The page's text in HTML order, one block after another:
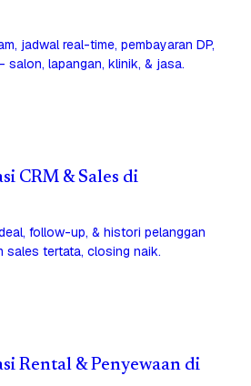
jadwal real-time, pembayaran DP,
salon, lapangan, klinik, & jasa.
CRM & Sales di
follow-up, & histori pelanggan
sales tertata, closing naik.
Rental & Penyewaan di